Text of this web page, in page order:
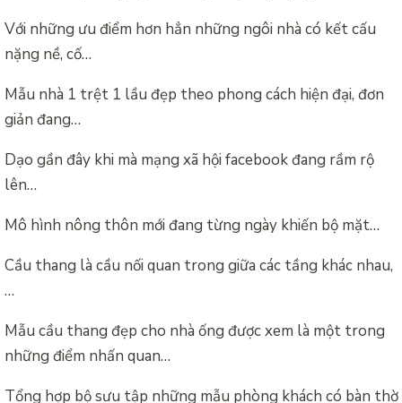
Với những ưu điểm hơn hẳn những ngôi nhà có kết cấu
nặng nề, cố…
Mẫu nhà 1 trệt 1 lầu đẹp theo phong cách hiện đại, đơn
giản đang…
Dạo gần đây khi mà mạng xã hội facebook đang rầm rộ
lên…
Mô hình nông thôn mới đang từng ngày khiến bộ mặt…
Cầu thang là cầu nối quan trong giữa các tầng khác nhau,
…
Mẫu cầu thang đẹp cho nhà ống được xem là một trong
những điểm nhấn quan…
Tổng hợp bộ sưu tập những mẫu phòng khách có bàn thờ